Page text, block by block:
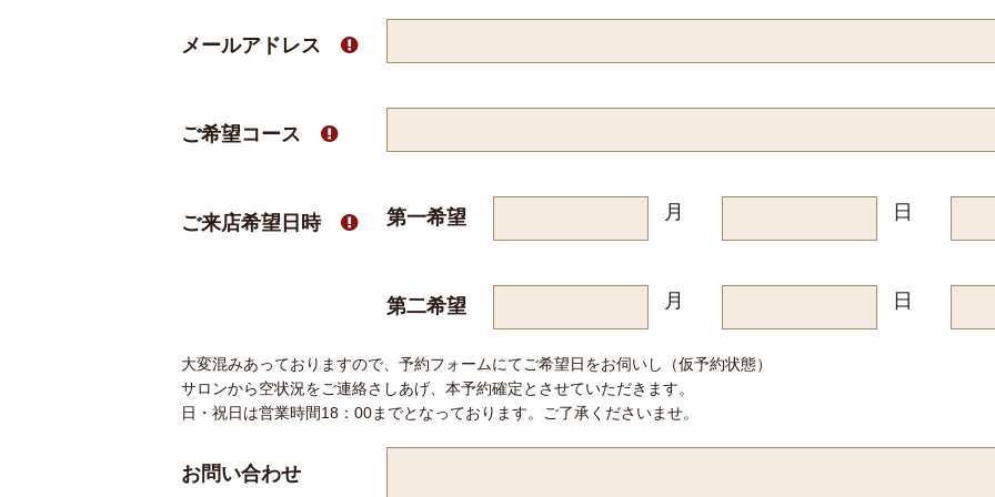
メールアドレス 
ご希望コース 
ご来店希望日時  第一希望 月 日
第二希望 月 日
大変混みあっておりますので、予約フォームにてご希望日をお伺いし（仮予約状態）
サロンから空状況をご連絡さしあげ、本予約確定とさせていただきます。
日・祝日は営業時間18：00までとなっております。ご了承くださいませ。
お問い合わせ